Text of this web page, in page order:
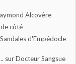
Alcovère
côté
d'Empédocle
surDocteur Sangsue